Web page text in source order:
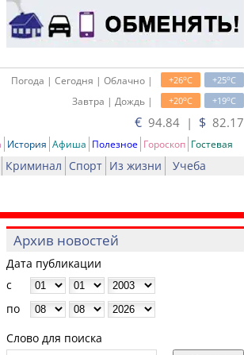
+25oC
+26oC
Погода | Сегодня | Облачно |
+19oC
+20oC
Завтра | Дождь |
€ 94.84 | $ 82.17
История Афиша Полезное Гороскоп Гостевая
Криминал Спорт Из жизни Учеба
Архив новостей
Дата публикации
с
по
Слово для поиска